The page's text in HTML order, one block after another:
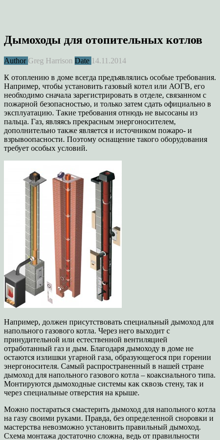
Дымоходы для отопительных котлов
Author Greg Harrison Date 14.11.2014
К отоплению в доме всегда предъявлялись особые требования.
Например, чтобы установить газовый котел или АОГВ, его
необходимо сначала зарегистрировать в отделе, связанном с
пожарной безопасностью, и только затем сдать официально в
эксплуатацию. Такие требования отнюдь не высосаны из
пальца. Газ, являясь прекрасным энергоносителем,
дополнительно также является и источником пожаро- и
взрывоопасности. Поэтому оснащение такого оборудования
требует особых условий.
Например, должен присутствовать специальный дымоход для
напольного газового котла. Через него выходит с
принудительной или естественной вентиляцией
отработанный газ и дым. Благодаря дымоходу в доме не
остаются излишки угарной газа, образующегося при горении
энергоносителя. Самый распространенный в нашей стране
дымоход для напольного газового котла – коаксиального типа.
Монтируются дымоходные системы как сквозь стену, так и
через специальные отверстия на крыше.
Можно постараться смастерить дымоход для напольного котла
на газу своими руками. Правда, без определенной сноровки и
мастерства невозможно установить правильный дымоход.
Схема монтажа достаточно сложна, ведь от правильности